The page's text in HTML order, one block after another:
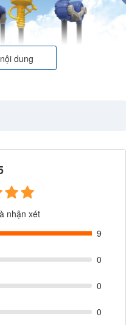
cấp nhập khẩu
hiệuBBT Globalđược thiết
phẩm đảm bảo độ bền bỉ
dung
nhận xét
9
0
0
0